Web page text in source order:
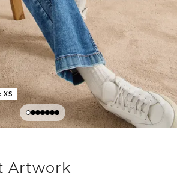
Artwork